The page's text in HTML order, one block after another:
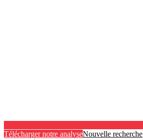
Télécharger notre analyseNouvelle recherche